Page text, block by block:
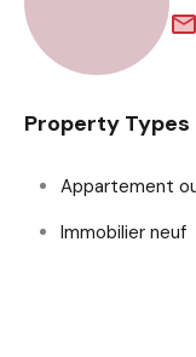
Property Types
Appartement
Immobilier neuf